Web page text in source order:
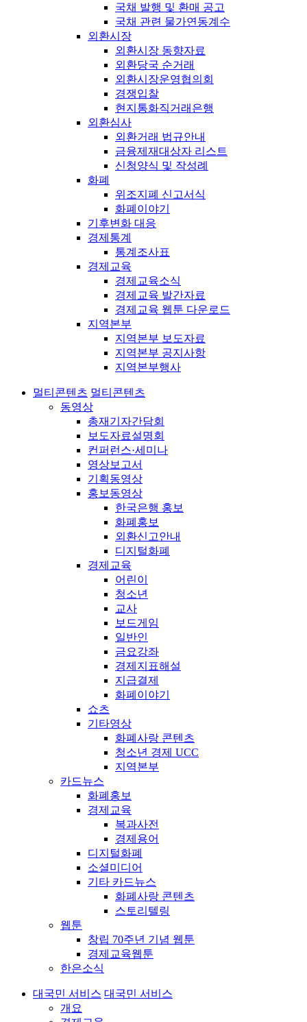
국채 발행 및 환매 공고
국채 관련 물가연동계수
외환시장
외환시장 동향자료
외환당국 순거래
외환시장운영협의회
경쟁입찰
현지통화직거래은행
외환심사
외환거래 법규안내
금융제재대상자 리스트
신청양식 및 작성례
화폐
위조지폐 신고서식
화폐이야기
기후변화 대응
경제통계
통계조사표
경제교육
경제교육소식
경제교육 발간자료
경제교육 웹툰 다운로드
지역본부
지역본부 보도자료
지역본부 공지사항
지역본부행사
멀티콘텐츠 멀티콘텐츠
동영상
총재기자간담회
보도자료설명회
컨퍼런스·세미나
영상보고서
기획동영상
홍보동영상
한국은행 홍보
화폐홍보
외환신고안내
디지털화폐
경제교육
어린이
청소년
교사
보드게임
일반인
금요강좌
경제지표해설
지급결제
화폐이야기
쇼츠
기타영상
화폐사랑 콘텐츠
청소년 경제 UCC
지역본부
카드뉴스
화폐홍보
경제교육
복과사전
경제용어
디지털화폐
소셜미디어
기타 카드뉴스
화폐사랑 콘텐츠
스토리텔링
웹툰
창립 70주년 기념 웹툰
경제교육웹툰
한은소식
대국민 서비스 대국민 서비스
개요